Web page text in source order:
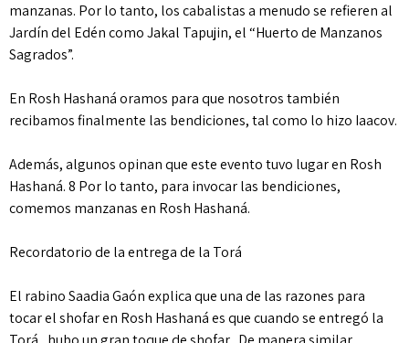
manzanas. Por lo tanto, los cabalistas a menudo se refieren al
Jardín del Edén como Jakal Tapujin, el “Huerto de Manzanos
Sagrados”.
En Rosh Hashaná oramos para que nosotros también
recibamos finalmente las bendiciones, tal como lo hizo Iaacov.
Además, algunos opinan que este evento tuvo lugar en Rosh
Hashaná. 8 Por lo tanto, para invocar las bendiciones,
comemos manzanas en Rosh Hashaná.
Recordatorio de la entrega de la Torá
El rabino Saadia Gaón explica que una de las razones para
tocar el shofar en Rosh Hashaná es que cuando se entregó la